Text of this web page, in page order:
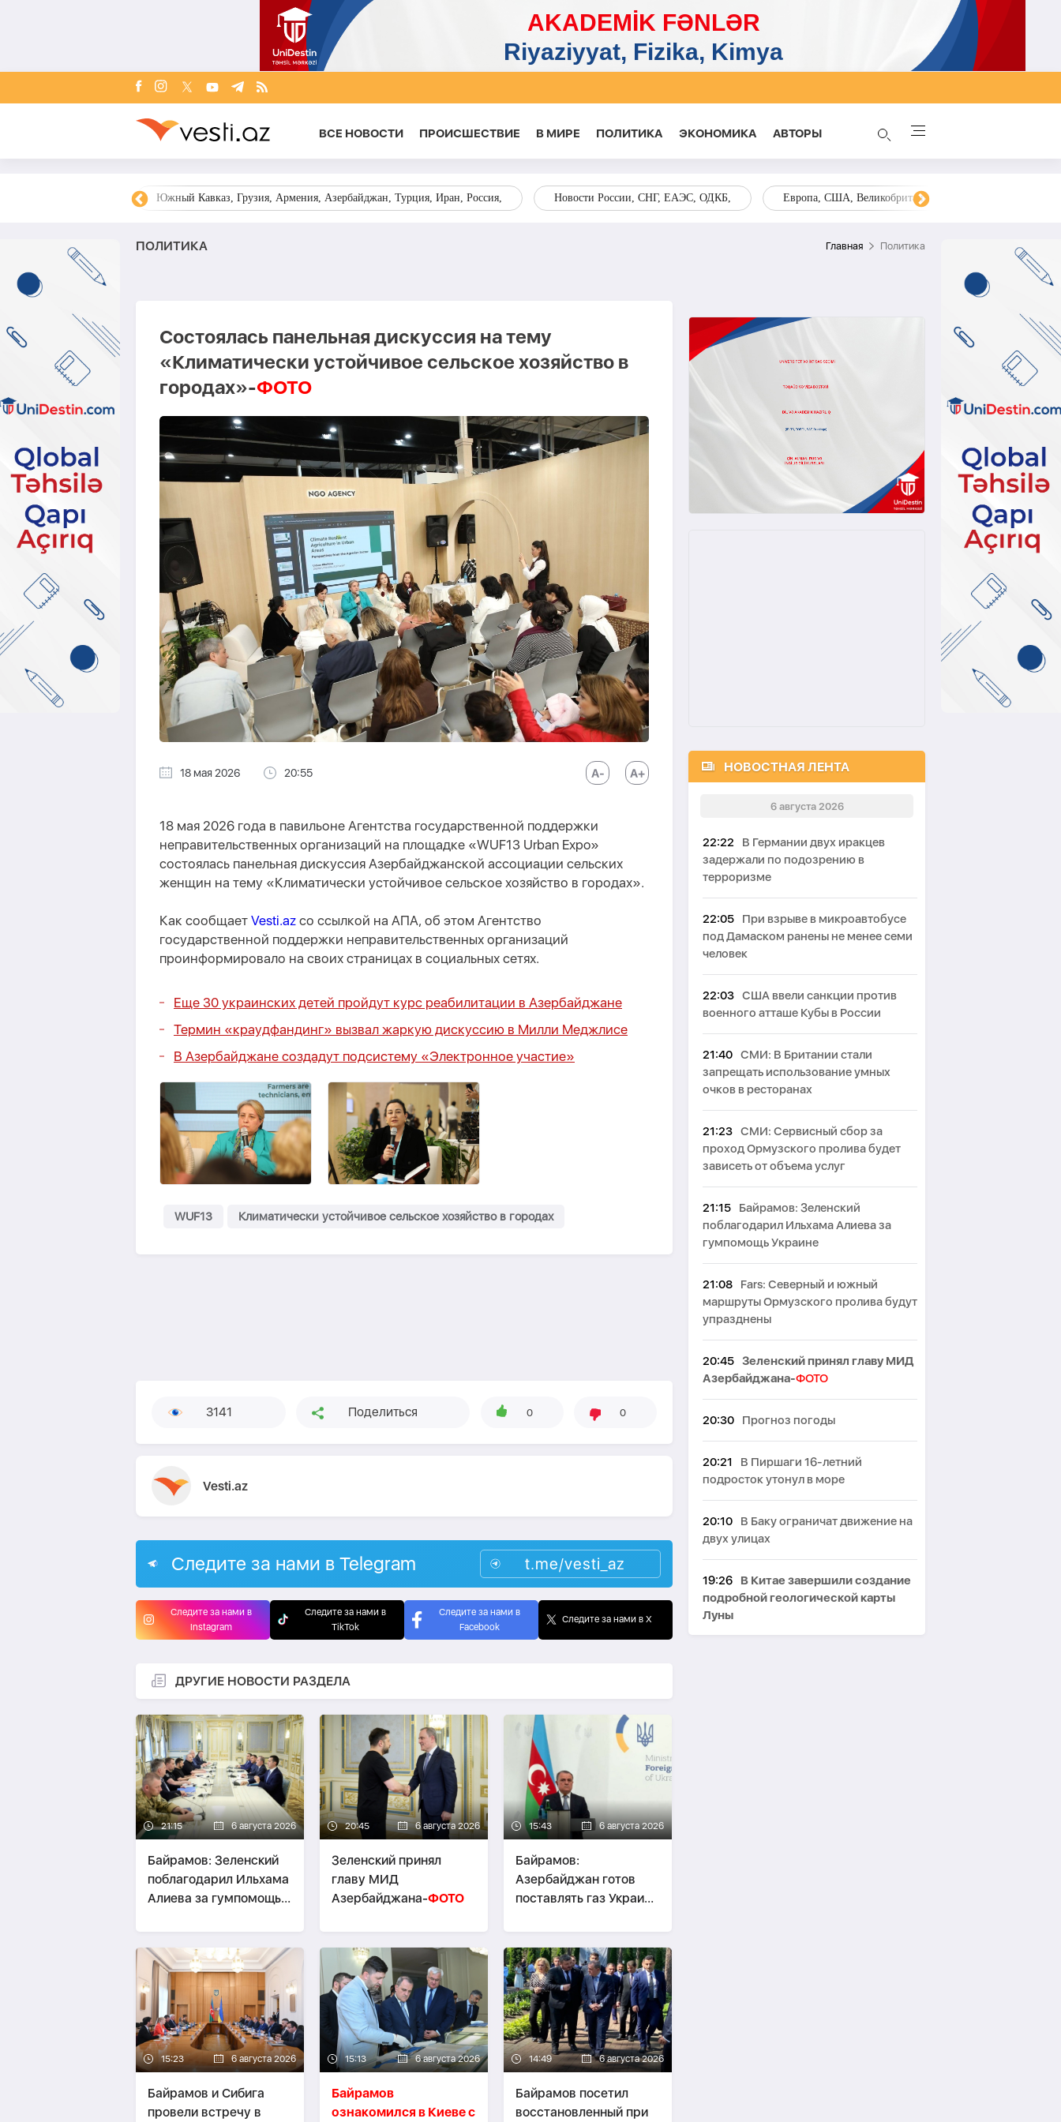
ВСЕ НОВОСТИ ПРОИСШЕСТВИЕ В МИРЕ ПОЛИТИКА ЭКОНОМИКА AВТОРЫ
Южный Кавказ, Грузия, Армения, Азербайджан, Турция, Иран, Россия, Новости России, СНГ, ЕАЭС, ОДКБ, Европа, США, Великобритания, Украина, Запад,
ПОЛИТИКА Главная Политика
Состоялась панельная дискуссия на тему
«Климатически устойчивое сельское хозяйство в
городах»-ФОТО
18 мая 2026 20:55
18 мая 2026 года в павильоне Агентства государственной поддержки
неправительственных организаций на площадке «WUF13 Urban Expo»
состоялась панельная дискуссия Азербайджанской ассоциации сельских
женщин на тему «Климатически устойчивое сельское хозяйство в городах».
Как сообщает Vesti.az со ссылкой на AПA, об этом Агентство
государственной поддержки неправительственных организаций
проинформировало на своих страницах в социальных сетях.
Еще 30 украинских детей пройдут курс реабилитации в Азербайджане
Термин «краудфандинг» вызвал жаркую дискуссию в Милли Меджлисе
В Азербайджане создадут подсистему «Электронное участие»
WUF13 Климатически устойчивое сельское хозяйство в городах
3141 Поделиться 0 0
Vesti.az
Следите за нами в Telegram t.me/vesti_az
Следите за нами в
Instagram
Следите за нами в
TikTok
Следите за нами в
Facebook
Следите за нами в X
ДРУГИЕ НОВОСТИ РАЗДЕЛА
21:15 6 августа 2026
Байрамов: Зеленский
поблагодарил Ильхама
Алиева за гумпомощь
20:45 6 августа 2026
Зеленский принял
главу МИД
Азербайджана-ФОТО
15:43 6 августа 2026
Байрамов:
Азербайджан готов
поставлять газ Украине
15:23 6 августа 2026
Байрамов и Сибига
провели встречу в
15:13 6 августа 2026
Байрамов
ознакомился в Киеве с
14:49 6 августа 2026
Байрамов посетил
восстановленный при
НОВОСТНАЯ ЛЕНТА
6 августа 2026
22:22
В Германии двух иракцев
задержали по подозрению в
терроризме
22:05
При взрыве в микроавтобусе
под Дамаском ранены не менее семи
человек
22:03 США ввели санкции против
военного атташе Кубы в России
21:40 СМИ: В Британии стали
запрещать использование умных
очков в ресторанах
21:23 СМИ: Сервисный сбор за
проход Ормузского пролива будет
зависеть от объема услуг
21:15
Байрамов: Зеленский
поблагодарил Ильхама Алиева за
гумпомощь Украине
21:08
Fars: Северный и южный
маршруты Ормузского пролива будут
упразднены
20:45 Зеленский принял главу МИД
Азербайджана-ФОТО
20:30 Прогноз погоды
20:21
В Пиршаги 16-летний
подросток утонул в море
20:10
В Баку ограничат движение на
двух улицах
19:26
В Китае завершили создание
подробной геологической карты
Луны